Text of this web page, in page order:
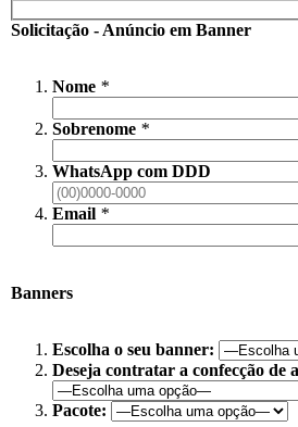
Solicitação - Anúncio em Banner
Nome *
Sobrenome *
WhatsApp com DDD
Email *
Banners
Escolha o seu banner:
Deseja contratar a confecção de
Pacote: